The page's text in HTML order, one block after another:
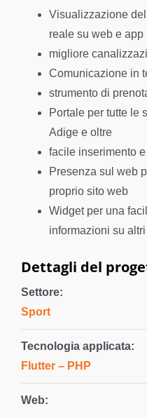
Visualizzazione
reale su web e app
migliore
Comunicazione in
strumento di
Portale per tutte le
Adige e oltre
facile inserimento
Presenza sul web
proprio sito web
Widget per una
informazioni su
Dettagli del
Settore:
Sport
Tecnologia applicata:
Flutter – PHP
Web: